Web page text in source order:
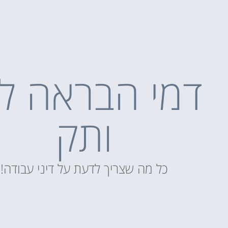
דמי הבראה
ותק
כל מה שצריך לדעת על דיני עבודה!